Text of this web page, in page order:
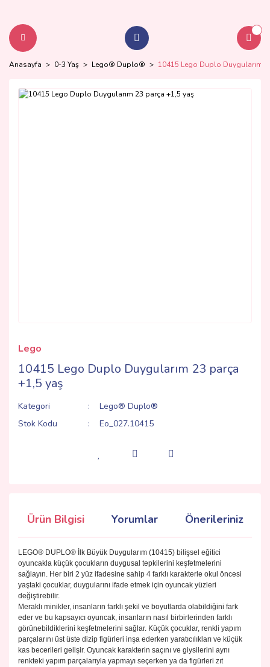
Anasayfa 0-3 Yaş Lego® Duplo® 10415 Lego Duplo Duygularım
Lego
10415 Lego Duplo Duygularım 23 parça
+1,5 yaş
Kategori
Lego® Duplo®
Stok Kodu
Eo_027.10415
Ürün Bilgisi Yorumlar Önerileriniz
LEGO® DUPLO® İlk Büyük Duygularım (10415) bilişsel eğitici
oyuncakla küçük çocukların duygusal tepkilerini keşfetmelerini
sağlayın. Her biri 2 yüz ifadesine sahip 4 farklı karakterle okul öncesi
yaştaki çocuklar, duygularını ifade etmek için oyuncak yüzleri
değiştirebilir.
Meraklı minikler, insanların farklı şekil ve boyutlarda olabildiğini fark
eder ve bu kapsayıcı oyuncak, insanların nasıl birbirlerinden farklı
görünebildiklerini keşfetmelerini sağlar. Küçük çocuklar, renkli yapım
parçalarını üst üste dizip figürleri inşa ederken yaratıcılıkları ve küçük
kas becerileri gelişir. Oyuncak karakterin saçını ve giysilerini aynı
renkteki yapım parçalarıyla yapmayı seçerken ya da figürleri zıt